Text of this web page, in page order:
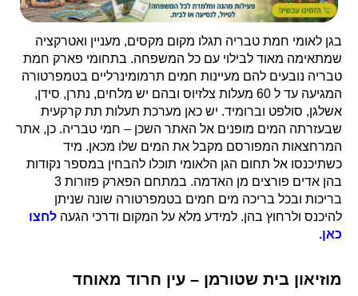
בגן לאומי חמת טבריה תגלו מקום מקסים, מעניין ואטרקציה
שמתאימה מאוד לבילוי עם כל המשפחה. בתחומי פארק חמת
טבריה נובעים להם מעיינות חמים תרמומינרליים בטמפרטורה
המגיעה עד ל 60 מעלות צלזיוס ובהם יש מלחים, נתרן, סידן,
אשלגן, סולפט וברומיד. יש כאן מערכת תעלות תת קרקעית
שבעזרתה המים מופנים אל האתר השכן – חמי טבריה. כן, אתר
המרחצאות המפורסם מקבל את המים שלו מכאן. מיד
כשתיכנסו אל תחום הגן הלאומי תוכלו להבחין במספר נקודות
בהן אדים פורצים מן האדמה. במתחם הפארק פזורות 3
בריכות ובכל בריכה מים חמים בטמפרטורה שונה שניתן
להיכנס ולרחוץ בהן. למידע מלא על המקום ודרכי הגעה לחצו
כאן.
מוזיאון בית שטורמן – עין חרוד מאוחד